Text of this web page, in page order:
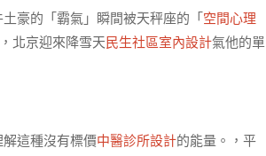
豪的「霸氣」瞬間被天秤座的「 空間心理
北京迎來降雪天 民生社區室內設計氣他的單
這種沒有標價中醫診所設計的能量。，平